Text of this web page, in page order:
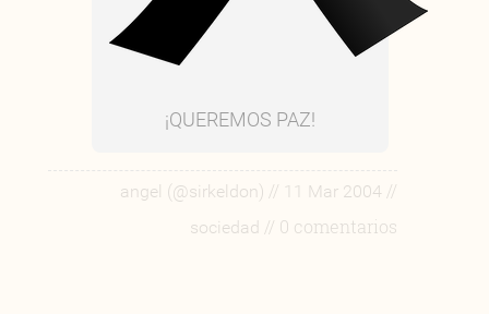
¡QUEREMOS PAZ!
angel (@sirkeldon) // 11 Mar 2004 //
sociedad // 0 comentarios